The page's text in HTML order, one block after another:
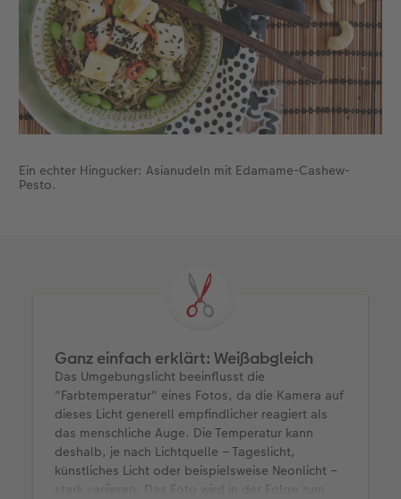
Ein echter Hingucker: Asianudeln mit Edamame-Cashew-
Pesto.
Ganz einfach erklärt: Weißabgleich
Das Umgebungslicht beeinflusst die
"Farbtemperatur" eines Fotos, da die Kamera auf
dieses Licht generell empfindlicher reagiert als
das menschliche Auge. Die Temperatur kann
deshalb, je nach Lichtquelle – Tageslicht,
künstliches Licht oder beispielsweise Neonlicht –
stark variieren. Das Foto wird in der Folge zum